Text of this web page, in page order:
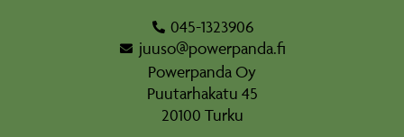
045-1323906
juuso@powerpanda.fi
Powerpanda Oy
Puutarhakatu 45
20100 Turku